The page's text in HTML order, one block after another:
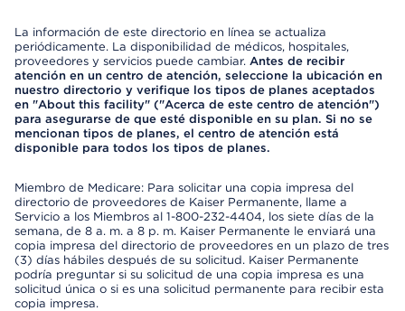
La información de este directorio en línea se actualiza
periódicamente. La disponibilidad de médicos, hospitales,
proveedores y servicios puede cambiar. Antes de recibir
atención en un centro de atención, seleccione la ubicación en
nuestro directorio y verifique los tipos de planes aceptados
en "About this facility" ("Acerca de este centro de atención")
para asegurarse de que esté disponible en su plan. Si no se
mencionan tipos de planes, el centro de atención está
disponible para todos los tipos de planes.
Miembro de Medicare: Para solicitar una copia impresa del
directorio de proveedores de Kaiser Permanente, llame a
Servicio a los Miembros al 1-800-232-4404, los siete días de la
semana, de 8 a. m. a 8 p. m. Kaiser Permanente le enviará una
copia impresa del directorio de proveedores en un plazo de tres
(3) días hábiles después de su solicitud. Kaiser Permanente
podría preguntar si su solicitud de una copia impresa es una
solicitud única o si es una solicitud permanente para recibir esta
copia impresa.